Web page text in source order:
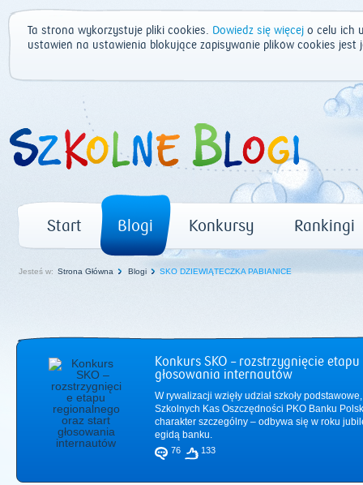
Ta strona wykorzystuje pliki cookies. Dowiedz się więcej o celu ich
ustawień na ustawienia blokujące zapisywanie plików cookies
Start Blogi Konkursy Rankingi
Jesteś w: Strona Główna Blogi SKO DZIEWIĄTECZKA PABIANICE
Konkurs SKO – rozstrzygnięcie
głosowania internautów
W rywalizacji wzięły udział szkoły
Szkolnych Kas Oszczędności PKO Banku
charakter szczególny – odbywa się w roku
egidą banku.
76 133